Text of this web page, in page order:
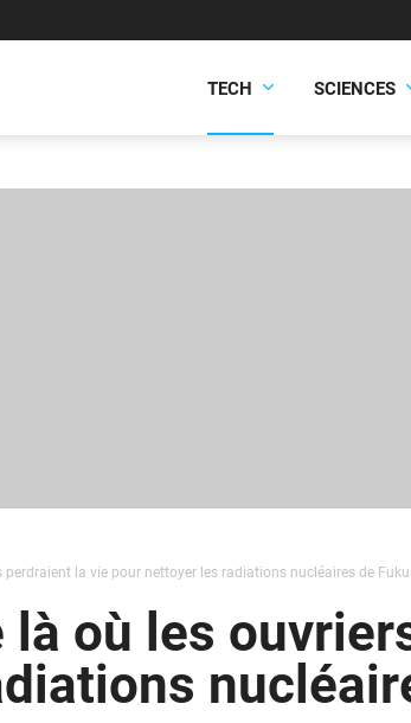
TECH SCIENCES
perdraient la vie pour nettoyer les radiations nucléaires de
là où les